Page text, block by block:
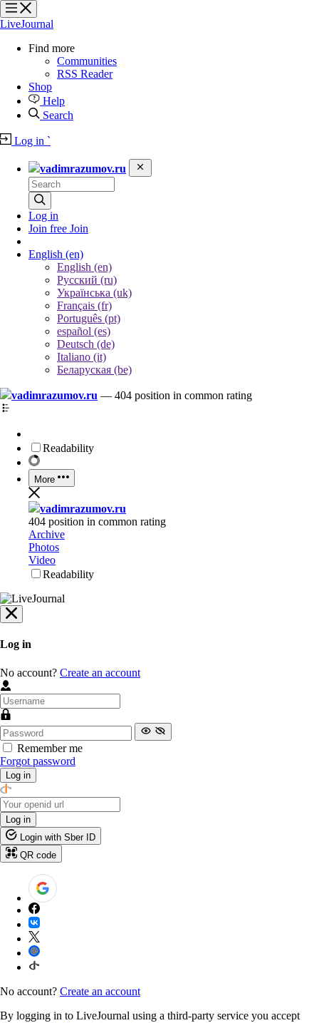
?
?
?
?
LiveJournal
Find more
Communities
RSS Reader
Shop
Help
Search
Log in `
vadimrazumov.ru
Log in
Join free Join
English (en)
English (en)
Русский (ru)
Українська (uk)
Français (fr)
Português (pt)
español (es)
Deutsch (de)
Italiano (it)
Беларуская (be)
vadimrazumov.ru — 404 position in common rating
Readability
More
vadimrazumov.ru
404 position in common rating
Archive
Photos
Video
Readability
Log in
No account? Create an account
Remember me
Forgot password
Log in
Log in
Login with Sber ID
QR code
No account? Create an account
By logging in to LiveJournal using a third-party service you accept